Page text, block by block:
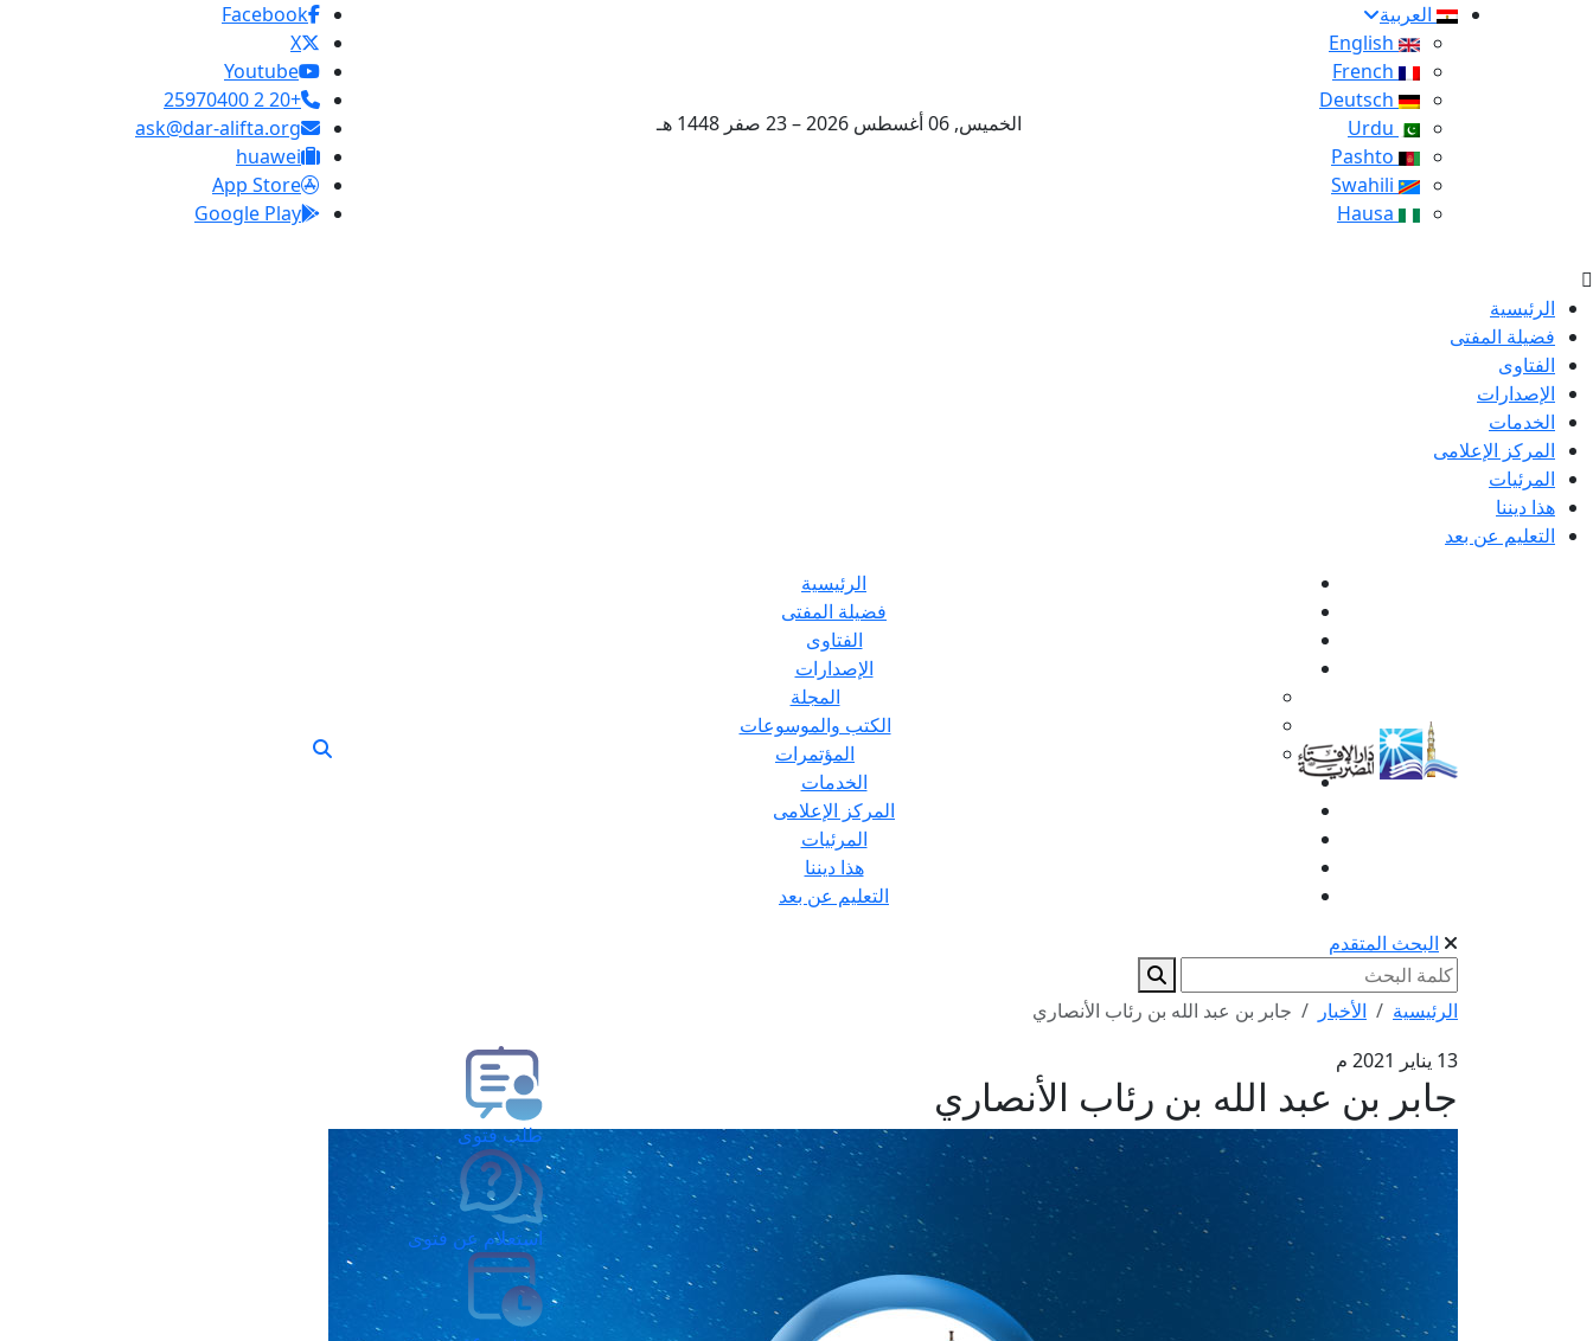
العربية
الخميس, 06 أغسطس 2026 – 23 صفر 1448 هـ
Facebook
X
Youtube
+20 2 25970400
ask@dar-alifta.org
huawei
App Store
Google Play
الرئيسية
فضيلة المفتى
الفتاوى
الإصدارات
الخدمات
المركز الإعلامى
المرئيات
هذا ديننا
التعليم عن بعد
الرئيسية
فضيلة المفتى
الفتاوى
الإصدارات
المجلة
الكتب والموسوعات
المؤتمرات
الخدمات
المركز الإعلامى
المرئيات
هذا ديننا
التعليم عن بعد
البحث المتقدم
الرئيسية الأخبار
جابر بن عبد الله بن رئاب الأنصاري
13 يناير 2021 م
جابر بن عبد الله بن رئاب الأنصاري
طلب فتوى
استعلام عن فتوى